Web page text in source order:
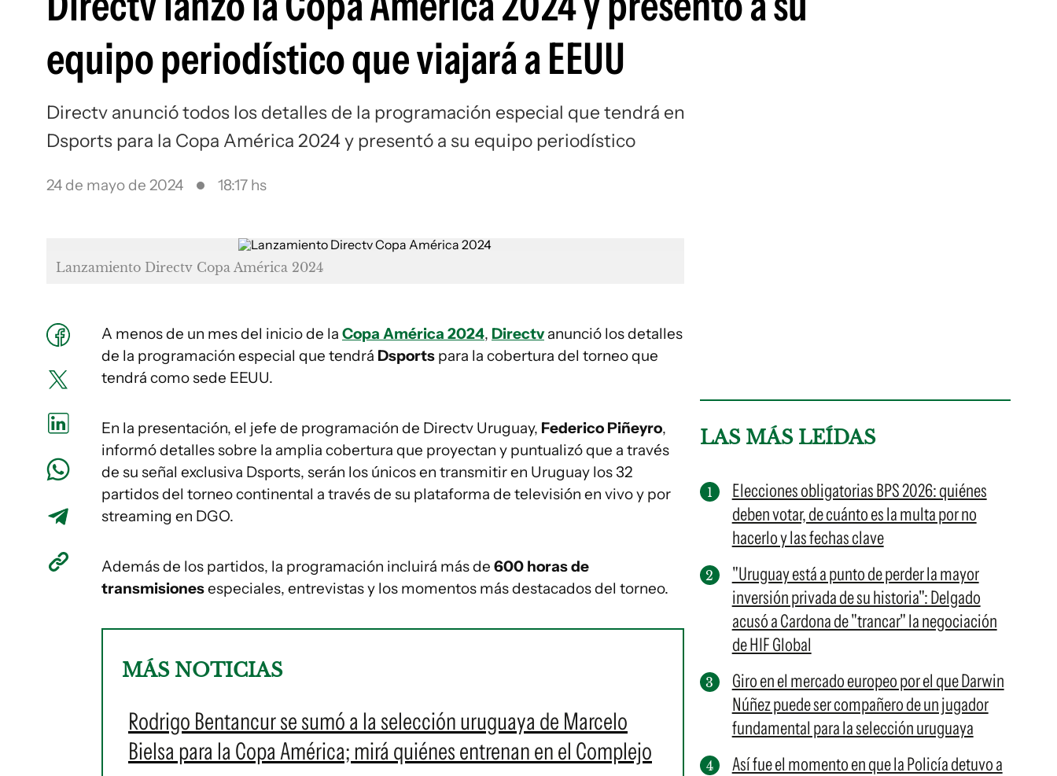
equipo periodístico que viajará a EEUU
Directv anunció todos los detalles de la programación especial que tendrá en
Dsports para la Copa América 2024 y presentó a su equipo periodístico
24 de mayo de 2024 18:17 hs
Lanzamiento Directv Copa América 2024
A menos de un mes del inicio de la Copa América 2024, Directvanunció los detalles
de la programación especial que tendrá Dsports para la cobertura del torneo que
tendrá como sede EEUU.
En la presentación, el jefe de programación de Directv Uruguay, Federico Piñeyro,
informó detalles sobre la amplia cobertura que proyectan y puntualizó que a través
de su señal exclusiva Dsports, serán los únicos en transmitir en Uruguay los 32
partidos del torneo continental a través de su plataforma de televisión en vivo y por
streaming en DGO.
Además de los partidos, la programación incluirá más de 600 horas de
transmisionesespeciales, entrevistas y los momentos más destacados del torneo.
MÁS NOTICIAS
Rodrigo Bentancur se sumó a la selección uruguaya de Marcelo
Bielsa para la Copa América; mirá quiénes entrenan en el Complejo
LAS MÁS LEÍDAS
Elecciones obligatorias BPS 2026: quiénes
deben votar, de cuánto es la multa por no
hacerlo y las fechas clave
"Uruguay está a punto de perder la mayor
inversión privada de su historia": Delgado
acusó a Cardona de "trancar" la negociación
de HIF Global
Giro en el mercado europeo por el que Darwin
Núñez puede ser compañero de un jugador
fundamental para la selección uruguaya
Así fue el momento en que la Policía detuvo a